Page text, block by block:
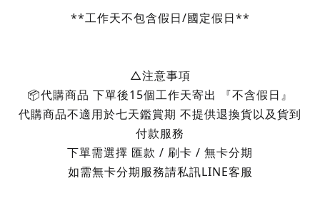
**工作天不包含假日/國定假日**
△注意事項
📦代購商品 下單後15個工作天寄出 『不含假日』
代購商品不適用於七天鑑賞期 不提供退換貨以及貨到
付款服務
下單需選擇 匯款 / 刷卡 / 無卡分期
如需無卡分期服務請私訊LINE客服